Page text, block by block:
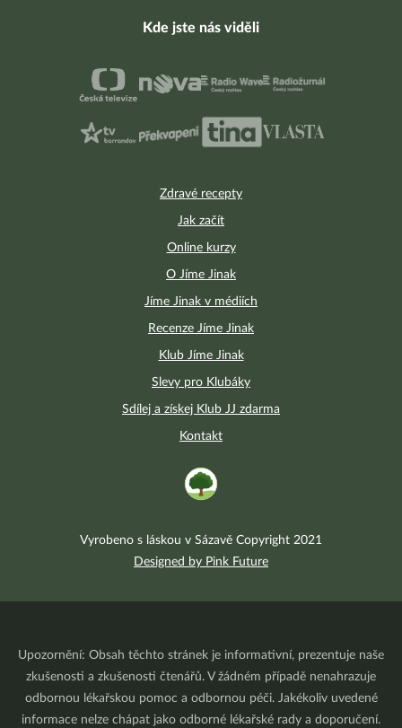
Zdravé recepty
Jak začít
Online kurzy
O Jíme Jinak
Jíme Jinak v médiích
Recenze Jíme Jinak
Klub Jíme Jinak
Slevy pro Klubáky
Sdílej a získej Klub JJ zdarma
Kontakt
Kde jste nás viděli
Vyrobeno s láskou v Sázavě Copyright 2021
Designed by Pink Future
Upozornění: Obsah těchto stránek je informativní, prezentuje naše
zkušenosti a zkušenosti čtenářů. V žádném případě nenahrazuje
odbornou lékařskou pomoc a odbornou péči. Jakékoliv uvedené
informace nelze chápat jako odborné lékařské rady a doporučení.